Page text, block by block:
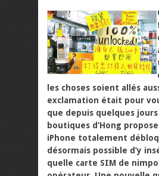
les choses soient allés
exclamation était pour
que depuis quelques
boutiques d’Hong
iPhone totalement
désormais possible d’y
quelle carte SIM de